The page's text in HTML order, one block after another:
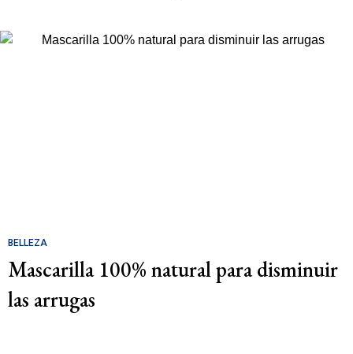
BELLEZA
Mascarilla 100% natural para disminuir
las arrugas